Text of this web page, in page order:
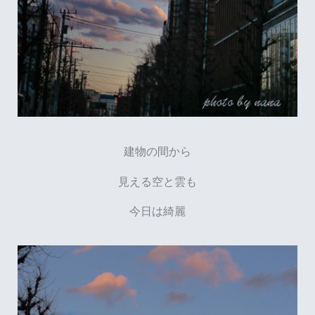
建物の間から
見える空と雲も
今日は綺麗